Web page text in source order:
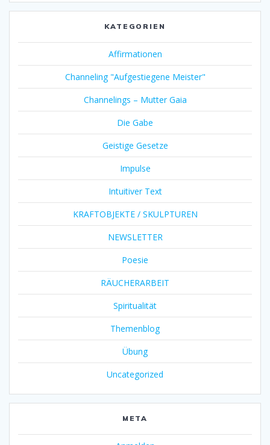
KATEGORIEN
Affirmationen
Channeling "Aufgestiegene Meister"
Channelings – Mutter Gaia
Die Gabe
Geistige Gesetze
Impulse
Intuitiver Text
KRAFTOBJEKTE / SKULPTUREN
NEWSLETTER
Poesie
RÄUCHERARBEIT
Spiritualität
Themenblog
Übung
Uncategorized
META